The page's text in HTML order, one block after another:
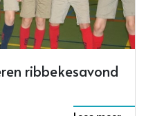
ribbekesavond